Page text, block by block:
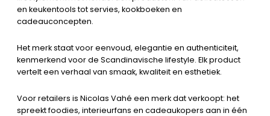
en keukentools tot servies, kookboeken en
cadeauconcepten.
Het merk staat voor eenvoud, elegantie en authenticiteit,
kenmerkend voor de Scandinavische lifestyle. Elk product
vertelt een verhaal van smaak, kwaliteit en esthetiek.
Voor retailers is Nicolas Vahé een merk dat verkoopt: het
spreekt foodies, interieurfans en cadeaukopers aan in één